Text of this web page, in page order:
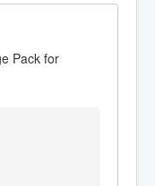
Pack for